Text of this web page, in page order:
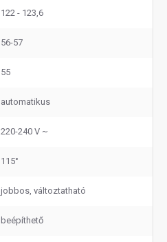
122 - 123,6
56-57
55
automatikus
220-240 V ~
115°
jobbos, változtatható
beépíthető